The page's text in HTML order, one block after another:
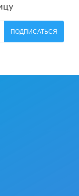
ПОДПИСАТЬСЯ